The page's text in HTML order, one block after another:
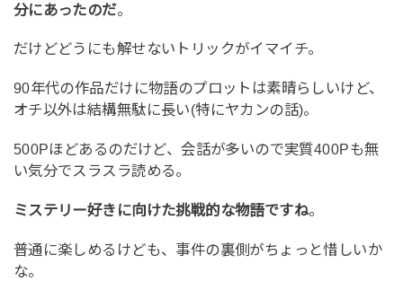
分にあったのだ。
だけどどうにも解せないトリックがイマイチ。
90年代の作品だけに物語のプロットは素晴らしいけど、
オチ以外は結構無駄に長い(特にヤカンの話)。
500Pほどあるのだけど、会話が多いので実質400Pも無
い気分でスラスラ読める。
ミステリー好きに向けた挑戦的な物語ですね。
普通に楽しめるけども、事件の裏側がちょっと惜しいか
な。